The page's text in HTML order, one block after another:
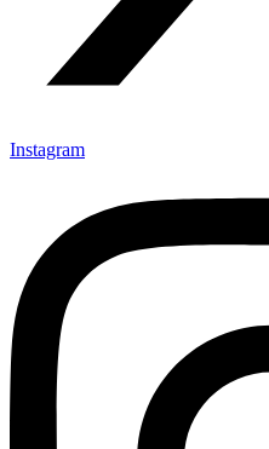
Instagram